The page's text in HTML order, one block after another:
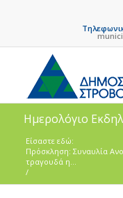
Ημερολόγιο
Είσαστε εδώ:
Πρόσκληση: Συναυλία
τραγουδά η...
/